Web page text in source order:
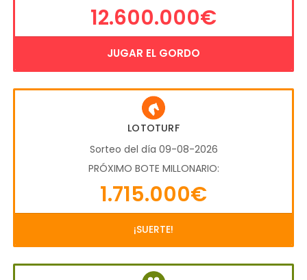
12.600.000€
JUGAR EL GORDO
LOTOTURF
Sorteo del día 09-08-2026
PRÓXIMO BOTE MILLONARIO:
1.715.000€
¡SUERTE!